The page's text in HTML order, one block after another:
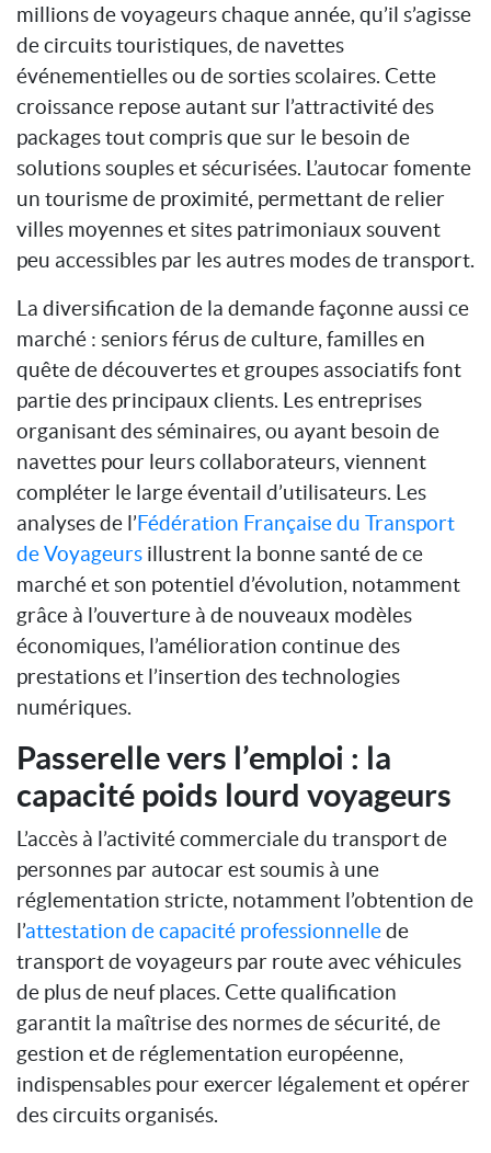
millions de voyageurs chaque année, qu’il s’agisse
de circuits touristiques, de navettes
événementielles ou de sorties scolaires. Cette
croissance repose autant sur l’attractivité des
packages tout compris que sur le besoin de
solutions souples et sécurisées. L’autocar fomente
un tourisme de proximité, permettant de relier
villes moyennes et sites patrimoniaux souvent
peu accessibles par les autres modes de transport.
La diversification de la demande façonne aussi ce
marché : seniors férus de culture, familles en
quête de découvertes et groupes associatifs font
partie des principaux clients. Les entreprises
organisant des séminaires, ou ayant besoin de
navettes pour leurs collaborateurs, viennent
compléter le large éventail d’utilisateurs. Les
analyses de l’Fédération Française du Transport
de Voyageurs illustrent la bonne santé de ce
marché et son potentiel d’évolution, notamment
grâce à l’ouverture à de nouveaux modèles
économiques, l’amélioration continue des
prestations et l’insertion des technologies
numériques.
Passerelle vers l’emploi : la
capacité poids lourd voyageurs
L’accès à l’activité commerciale du transport de
personnes par autocar est soumis à une
réglementation stricte, notamment l’obtention de
l’attestation de capacité professionnellede
transport de voyageurs par route avec véhicules
de plus de neuf places. Cette qualification
garantit la maîtrise des normes de sécurité, de
gestion et de réglementation européenne,
indispensables pour exercer légalement et opérer
des circuits organisés.